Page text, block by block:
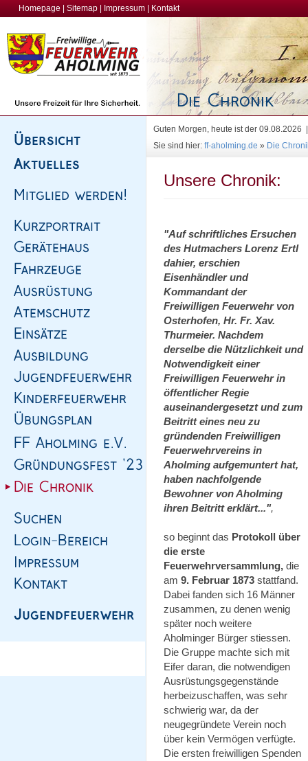
Homepage Sitemap Impressum Kontakt
Guten Morgen, heute ist der
Sie sind hier: ff-aholming.de » Die
Unsere Chronik:
"Auf schriftliches Ersuchen
des Hutmachers Lorenz Ertl
dahier, erschien
Eisenhändler und
Kommandant der
Freiwilligen Feuerwehr von
Osterhofen, Hr. Fr. Xav.
Thurmeier. Nachdem
derselbe die Nützlichkeit und
Notwendigkeit einer
Freiwilligen Feuerwehr in
öffentlicher Regie
auseinandergesetzt und zum
Beitritt eines neu zu
gründenden Freiwilligen
Feuerwehrvereins in
Aholming aufgemuntert hat,
haben nachfolgende
Bewohner von Aholming
ihren Beitritt erklärt...",
so beginnt das Protokoll über
die erste
Feuerwehrversammlung, die
am 9. Februar 1873 stattfand.
Dabei fanden sich 16 Männer
zusammen, zu denen wenig
später noch weitere
Aholminger Bürger stiessen.
Die Gruppe machte sich mit
Eifer daran, die notwendigen
Ausrüstungsgegenstände
herbeizuschaffen, was sehr
schwierig war, da der
neugegründete Verein noch
über kein Vermögen verfügte.
Die ersten freiwilligen Spenden